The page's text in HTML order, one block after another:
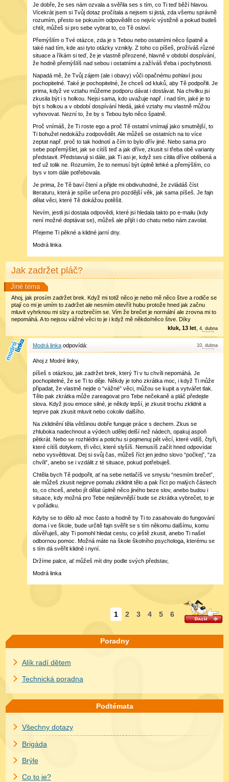
Je dobře, že ses nám ozvala a svěřila ses s tím, co Ti teď běží hlavou.
Vícekrát jsem si Tvůj dotaz pročítala a nejsem si jistá, zda všemu správně
rozumím, přesto se pokusím odpovědět co nejvíc výstižně a pokud budeš
chtít, můžeš si pro sebe vybrat to, co Tě osloví.
Přemýšlím o Tvé otázce, zda je s Tebou nebo ostatními něco špatně a
také nad tím, kde asi tyto otázky vznikly. Z toho co píšeš, prožíváš různé
situace a říkám si teď, že je vlastně přirozené, hlavně v období dospívání,
že hodně přemýšlíš nad sebou i ostatními a zažíváš třeba i pochybnosti.
Napadá mě, že Tvůj zájem (ale i obavy) vůči opačnému pohlaví jsou
pochopitelné. Také je pochopitelné, že chceš od kluků, aby Tě podpořili. Je
prima, když ve vztahu můžeme podporu dávat i dostávat. Na chvilku jsi
zkusila být i s holkou. Nejsi sama, kdo uvažuje např. i nad tím, jaké je to
být s holkou a v období dospívání hledá, jaké vztahy mu vlastně můžou
vyhovovat. Nezní to, že by s Tebou bylo něco špatně.
Proč vnímáš, že Ti roste ego a proč Tě ostatní vnímají jako smutnější, to
Ti bohužel nedokážu zodpovědět. Ale můžeš se ostatních na to více
zeptat např. proč to tak hodnotí a čím to bylo dřív jiné. Nebo sama pro
sebe popřemýšlet, jak se cítíš teď a jak dříve, zkusit si třeba obě varianty
představit. Představuji si dále, jak Ti asi je, když ses cítila dříve oblíbená a
teď už tolik ne. Rozumím, že to nemusí být úplně lehké a přemýšlím, co
bys v tom dále potřebovala.
Je prima, že Tě baví čtení a přijde mi obdivuhodné, že zvládáš číst
literaturu, která je spíše určena pro pozdější věk, jak sama píšeš. Je fajn
dělat věci, které Tě dokážou potěšit.
Nevím, jestli jsi dostala odpovědi, které jsi hledala takto po e-mailu (kdy
není možné doptávat se), můžeš ale přijít i do chatu nebo nám zavolat.
Přejeme Ti pěkné a klidné jarní dny.
Modrá linka
Jak zadržet pláč?
Jiné téma
Ahoj, jak prosím zadržet brek. Když mi totiž něco je nebo mě něco štve a rodiče se
ptají co mi je umím to zadržet ale nesmím otevřít hubu protože hned jak začnu
mluvit vyhrknou mi slzy a rozbrečím se. Vím že brečet je normální ale zrovna mi to
nepomáhá. A to nejsou vážné věci to je i když mě někdo/něco štve. Díky
kluk, 13 let ,4 dubna
Modrá linka 10. dubna
Ahoj z Modré linky,
píšeš s otázkou, jak zadržet brek, který Ti v tu chvíli nepomáhá. Je
pochopitelné, že se Ti to děje. Někdy je toho zkrátka moc, i když Ti může
připadat, že vlastně nejde o “vážné” věci, můžou se kupit a vytvářet tlak.
Tělo pak zkrátka může zareagovat pro Tebe nečekaně a pláč předejde
slova. Když jsou emoce silné, je někdy lepší, je zkusit trochu zklidnit a
teprve pak zkusit mluvit nebo cokoliv dalšího.
Na zklidnění těla většinou dobře funguje práce s dechem. Zkus se
zhluboka nadechnout a výdech udělej delší než nádech, opakuj aspoň
pětkrát. Nebo se rozhlédni a potichu si pojmenuj pět věcí, které vidíš, čtyři,
které cítíš dotykem, tři věci, které slyšíš. Nemusíš začít hned odpovídat
nebo vysvětlovat. Dej si svůj čas, můžeš říct jen jedno slovo “počkej”, “za
chvíli”, anebo se i vzdálit z té situace, pokud potřebuješ.
Chtěla bych Tě podpořit, ať na sebe netlačíš ve smyslu “nesmím brečet”,
ale můžeš zkusit nejprve pomalu zklidnit tělo a pak říct po malých částech
to, co chceš, anebo jít dělat úplně něco jiného beze slov, anebo budou i
situace, kdy možná pro Tebe nejúlevnější bude se zkrátka vybrečet, to je
v pořádku.
Kdyby se to dělo až moc často a hodně by Ti to zasahovalo do fungování
doma i ve škole, bude určitě fajn svěřit se s tím někomu dalšímu, komu
důvěřuješ, aby Ti pomohl hledat cestu, co ještě zkusit, anebo Ti našel
odbornou pomoc. Možná máte na škole školního psychologa, kterému se
s tím dá svěřit klidně i nyní.
Držíme palce, ať můžeš mít dny podle svých představ,
Modrá linka
1 2 3 4 5 6
Poradny
Alík radí dětem
Technická poradna
Podtémata
Všechny dotazy
Brigáda
Brýle
Co to je?